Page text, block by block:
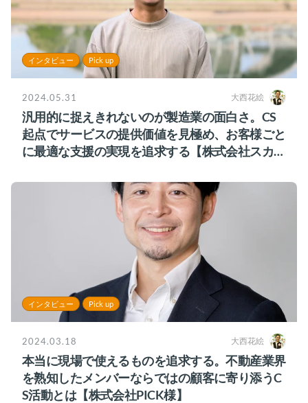
インタビュー Pick up
2024.05.31 大西花絵
汎用的に捉えきれないのが製造業の面白さ。CS
起点でサービスの提供価値を見極め、お客様ごと
に最適な支援の実現を追求する【株式会社スカイ
インタビュー Pick up
2024.03.18 大西花絵
本当に現場で使えるものを追求する。不動産業界
を熟知したメンバーならではの顧客に寄り添うC
S活動とは【株式会社PICK様】